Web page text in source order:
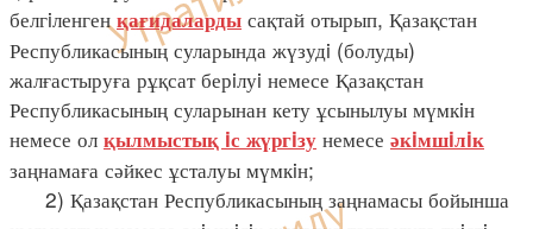
белгiленгенқағидаларды сақтай отырып, Қазақстан
Республикасының суларында жүзудi (болуды)
жалғастыруға рұқсат берiлуi немесе Қазақстан
Республикасының суларынан кету ұсынылуы мүмкiн
немесе ол қылмыстық iс жүргiзу немесе әкiмшiлiк
заңнамаға сәйкес ұсталуы мүмкiн;
2) Қазақстан Республикасының заңнамасы бойынша